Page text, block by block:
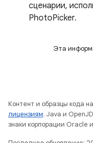
сценарии,
PhotoPicker.
Эта
Контент и образцы кода
лицензиям. Java и
знаки корпорации Oracle